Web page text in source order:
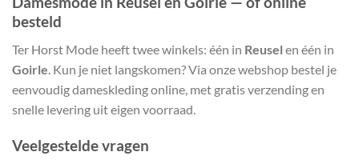
besteld
Ter Horst Mode heeft twee winkels: één in Reusel en één in
Goirle. Kun je niet langskomen? Via onze webshop bestel je
eenvoudig dameskleding online, met gratis verzending en
snelle levering uit eigen voorraad.
Veelgestelde vragen